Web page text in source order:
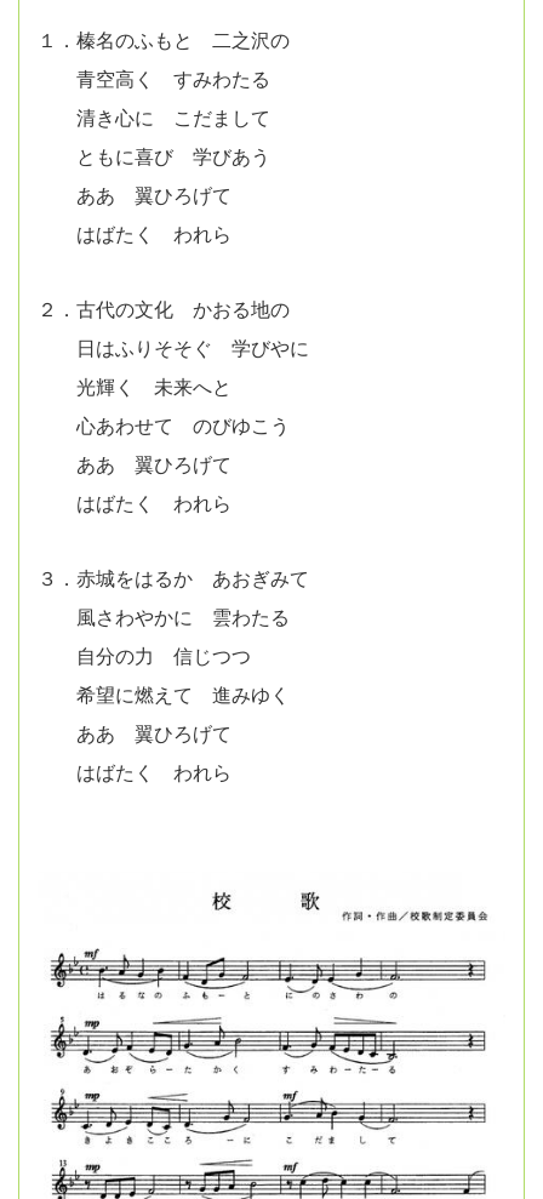
１．榛名のふもと 二之沢の
青空高く すみわたる
清き心に こだまして
ともに喜び 学びあう
ああ 翼ひろげて
はばたく われら
２．古代の文化 かおる地の
日はふりそそぐ 学びやに
光輝く 未来へと
心あわせて のびゆこう
ああ 翼ひろげて
はばたく われら
３．赤城をはるか あおぎみて
風さわやかに 雲わたる
自分の力 信じつつ
希望に燃えて 進みゆく
ああ 翼ひろげて
はばたく われら